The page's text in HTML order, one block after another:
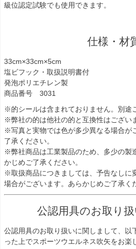
級位認定試験でも使用できます。
仕様・材
33cm×33cm×5cm
塩ビフック・取扱説明書付
発泡ポリエチレン製
商品番号 3031
※的シールは含まれておりません。別途
※弊社の的は他社の的と互換性はござい
※写真と実物では色が多少異なる場合が
了承ください。
※弊社商品は工業製品のため、多少の製
かじめご了承ください。
※取扱商品につきましては、予告なしに
場合がございます。あらかじめご了承く
公認用具のお取り
公認用具のお取り扱いに関しまして、以
った上でスポーツウエルネス吹矢をお楽